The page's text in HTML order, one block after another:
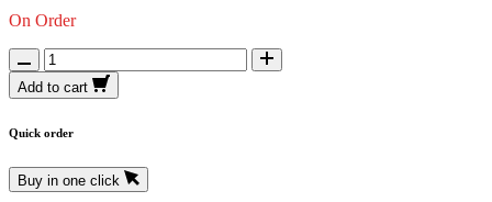
On Order
Add to cart
Quick order
Buy in one click